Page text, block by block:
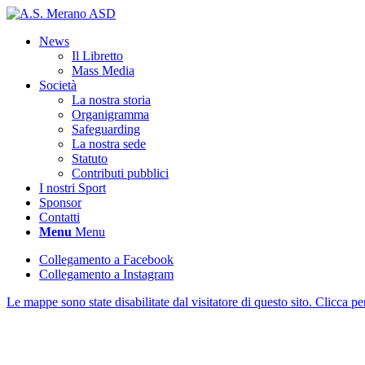
News
Il Libretto
Mass Media
Società
La nostra storia
Organigramma
Safeguarding
La nostra sede
Statuto
Contributi pubblici
I nostri Sport
Sponsor
Contatti
Menu Menu
Collegamento a Facebook
Collegamento a Instagram
Le mappe sono state disabilitate dal visitatore di questo sito. Clicca